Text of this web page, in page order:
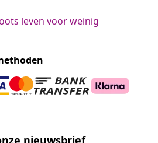
leven voor weinig
nieuwsbrief